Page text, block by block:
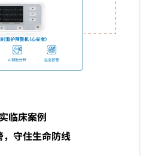
临床案例
，守住生命防线